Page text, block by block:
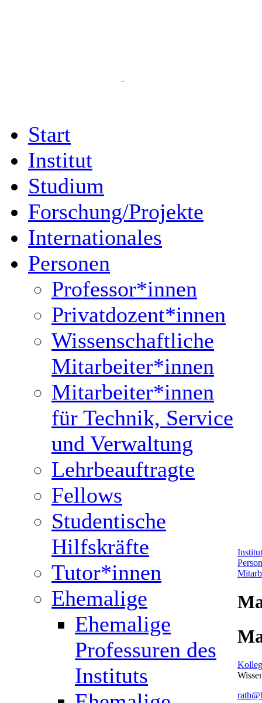
Start
Institut
Studium
Forschung/Projekte
Internationales
Personen
Professor*innen
Privatdozent*innen
Wissenschaftliche
Mitarbeiter*innen
Mitarbeiter*innen
für Technik, Service
und Verwaltung
Lehrbeauftragte
Fellows
Studentische
Hilfskräfte
Tutor*innen
Ehemalige
Ehemalige
Professuren des
Instituts